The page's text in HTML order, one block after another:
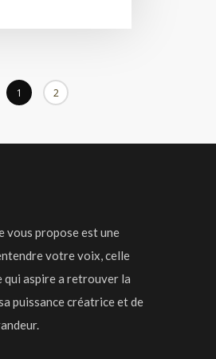
1 2
vous propose est une
votre voix, celle
qui aspire a retrouver la
puissance créatrice et de